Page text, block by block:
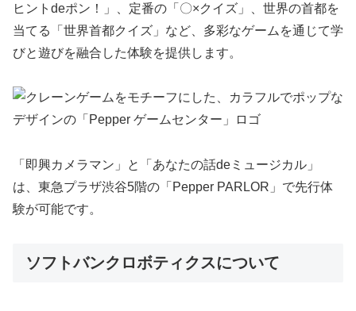
ヒントdeポン！」、定番の「〇×クイズ」、世界の首都を
当てる「世界首都クイズ」など、多彩なゲームを通じて学
びと遊びを融合した体験を提供します。
「即興カメラマン」と「あなたの話deミュージカル」
は、東急プラザ渋谷5階の「Pepper PARLOR」で先行体
験が可能です。
ソフトバンクロボティクスについて